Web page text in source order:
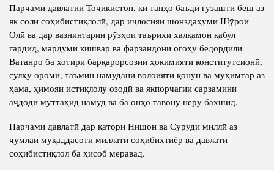
Парчами давлатии Тоҷикистон, ки танҳо баъди гузашти беш аз
як соли соҳибистиқлолӣ, дар иҷлосияи шонздаҳуми Шӯрои
Олӣ ва дар вазнинтарин рӯзҳои таърихи халқамон қабул
гардид, мардуми кишвар ва фарзандони огоҳу бедордили
Ватанро ба хотири барқарорсозии ҳокимияти конститутсионӣ,
сулҳу оромӣ, таъмин намудани волоияти қонун ва муҳимтар аз
ҳама, ҳимояи истиқлолу озодӣ ва якпорчагии сарзамини
аҷдодӣ муттаҳид намуд ва ба онҳо тавону неру бахшид.
Парчами давлатӣ дар қатори Нишон ва Суруди миллӣ аз
ҷумлаи муқаддасоти миллати соҳибихтиёр ва давлати
соҳибистиқлол ба ҳисоб меравад.